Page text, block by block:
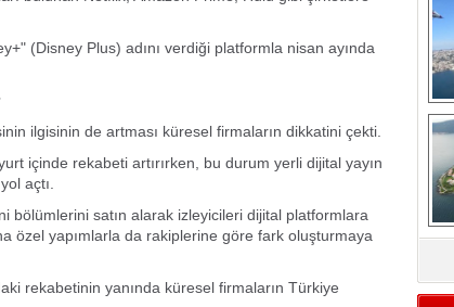
(Disney Plus) adını verdiği platformla nisan ayında
ilgisinin de artması küresel firmaların dikkatini çekti.
içinde rekabeti artırırken, bu durum yerli dijital yayın
açtı.
bölümlerini satın alarak izleyicileri dijital platformlara
özel yapımlarla da rakiplerine göre fark oluşturmaya
rekabetinin yanında küresel firmaların Türkiye